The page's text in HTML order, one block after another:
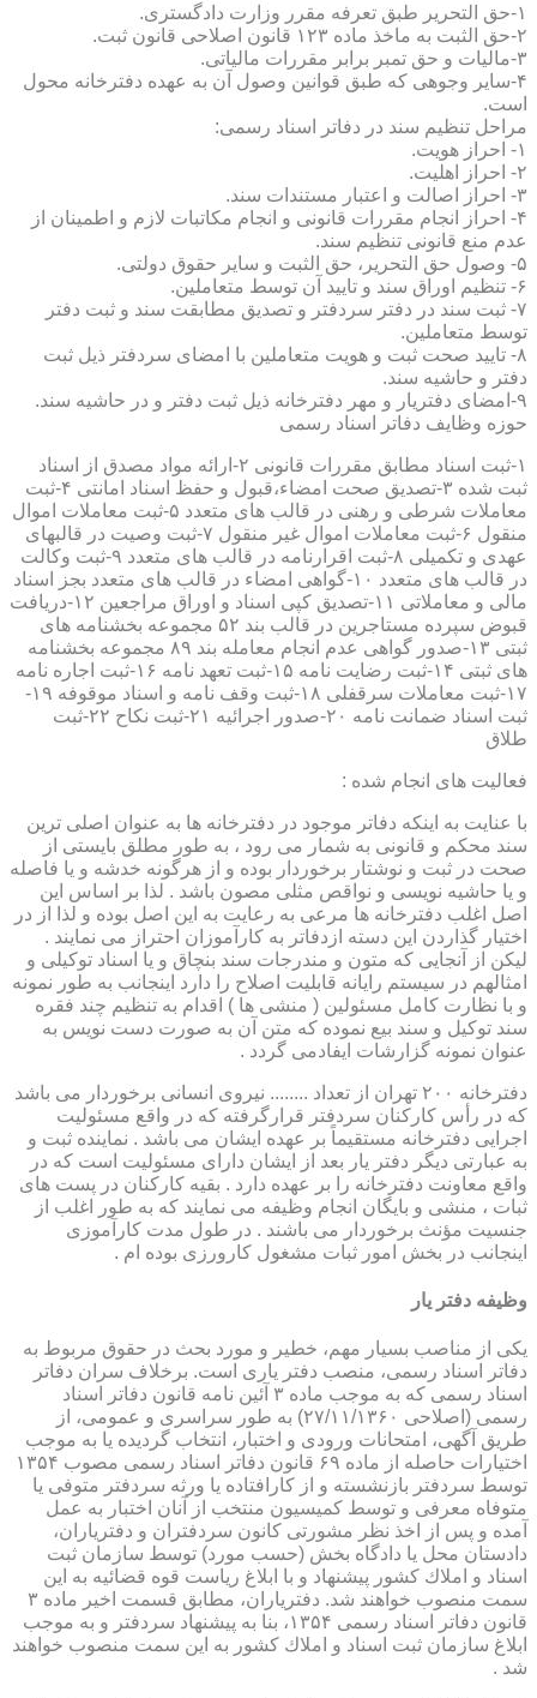
۱-حق التحریر طبق تعرفه مقرر وزارت دادگستری.
۲-حق الثبت به ماخذ ماده ۱۲۳ قانون اصلاحی قانون ثبت.
۳-مالیات و حق تمبر برابر مقررات مالیاتی.
۴-سایر وجوهی که طبق قوانین وصول آن به عهده دفترخانه محول
است.
مراحل تنظیم سند در دفاتر اسناد رسمی:
۱- احراز هویت.
۲- احراز اهلیت.
۳- احراز اصالت و اعتبار مستندات سند.
۴- احراز انجام مقررات قانونی و انجام مکاتبات لازم و اطمینان از
عدم منع قانونی تنظیم سند.
۵- وصول حق التحریر، حق الثبت و سایر حقوق دولتی.
۶- تنظیم اوراق سند و تایید آن توسط متعاملین.
۷- ثبت سند در دفتر سردفتر و تصدیق مطابقت سند و ثبت دفتر
توسط متعاملین.
۸- تایید صحت ثبت و هویت متعاملین با امضای سردفتر ذیل ثبت
دفتر و حاشیه سند.
۹-امضای دفتریار و مهر دفترخانه ذیل ثبت دفتر و در حاشیه سند.
حوزه وظایف دفاتر اسناد رسمی
۱-ثبت اسناد مطابق مقررات قانونی ۲-ارائه مواد مصدق از اسناد
ثبت شده ۳-تصدیق صحت امضاء،قبول و حفظ اسناد امانتی ۴-ثبت
معاملات شرطی و رهنی در قالب های متعدد ۵-ثبت معاملات اموال
منقول ۶-ثبت معاملات اموال غیر منقول ۷-ثبت وصیت در قالبهای
عهدی و تکمیلی ۸-ثبت اقرارنامه در قالب های متعدد ۹-ثبت وکالت
در قالب های متعدد ۱۰-گواهی امضاء در قالب های متعدد بجز اسناد
مالی و معاملاتی ۱۱-تصدیق کپی اسناد و اوراق مراجعین ۱۲-دریافت
قبوض سپرده مستاجرین در قالب بند ۵۲ مجموعه بخشنامه های
ثبتی ۱۳-صدور گواهی عدم انجام معامله بند ۸۹ مجموعه بخشنامه
های ثبتی ۱۴-ثبت رضایت نامه ۱۵-ثبت تعهد نامه ۱۶-ثبت اجاره نامه
۱۷-ثبت معاملات سرقفلی ۱۸-ثبت وقف نامه و اسناد موقوفه ۱۹-
ثبت اسناد ضمانت نامه ۲۰-صدور اجرائیه ۲۱-ثبت نکاح ۲۲-ثبت
طلاق
فعالیت های انجام شده :
با عنایت به اینکه دفاتر موجود در دفترخانه ها به عنوان اصلی ترین
سند محکم و قانونی به شمار می رود ، به طور مطلق بایستی از
صحت در ثبت و نوشتار برخوردار بوده و از هرگونه خدشه و یا فاصله
و یا حاشیه نویسی و نواقص مثلی مصون باشد . لذا بر اساس این
اصل اغلب دفترخانه ها مرعی به رعایت به این اصل بوده و لذا از در
اختیار گذاردن این دسته ازدفاتر به کارآموزان احتراز می نمایند .
لیکن از آنجایی که متون و مندرجات سند بنچاق و یا اسناد توکیلی و
امثالهم در سیستم رایانه قابلیت اصلاح را دارد اینجانب به طور نمونه
و با نظارت کامل مسئولین ( منشی ها ) اقدام به تنظیم چند فقره
سند توکیل و سند بیع نموده که متن آن به صورت دست نویس به
عنوان نمونه گزارشات ایفادمی گردد .
دفترخانه ۲۰۰ تهران از تعداد ........ نیروی انسانی برخوردار می باشد
که در رأس کارکنان سردفتر قرارگرفته که در واقع مسئولیت
اجرایی دفترخانه مستقیماً بر عهده ایشان می باشد . نماینده ثبت و
به عبارتی دیگر دفتر یار بعد از ایشان دارای مسئولیت است که در
واقع معاونت دفترخانه را بر عهده دارد . بقیه کارکنان در پست های
ثبات ، منشی و بایگان انجام وظیفه می نمایند که به طور اغلب از
جنسیت مؤنث برخوردار می باشند . در طول مدت کارآموزی
اینجانب در بخش امور ثبات مشغول کارورزی بوده ام .
وظیفه دفتر یار
یكی از مناصب بسیار مهم، خطیر و مورد بحث در حقوق مربوط به
دفاتر اسناد رسمی، منصب دفتر یاری است. برخلاف سران دفاتر
اسناد رسمی كه به موجب ماده ۳ آئین نامه قانون دفاتر اسناد
رسمی (اصلاحی ۲۷/۱۱/۱۳۶۰) به طور سراسری و عمومی، از
طریق آگهی، امتحانات ورودی و اختبار، انتخاب گردیده یا به موجب
اختیارات حاصله از ماده ۶۹ قانون دفاتر اسناد رسمی مصوب ۱۳۵۴
توسط سردفتر بازنشسته و از كارافتاده یا ورثه سردفتر متوفی یا
متوفاه معرفی و توسط كمیسیون منتخب از آنان اختبار به عمل
آمده و پس از اخذ نظر مشورتی كانون سردفتران و دفتریاران،
دادستان محل یا دادگاه بخش (حسب مورد) توسط سازمان ثبت
اسناد و املاك كشور پیشنهاد و با ابلاغ ریاست قوه قضائیه به این
سمت منصوب خواهند شد. دفتریاران، مطابق قسمت اخیر ماده ۳
قانون دفاتر اسناد رسمی ۱۳۵۴، بنا به پیشنهاد سردفتر و به موجب
ابلاغ سازمان ثبت اسناد و املاك كشور به این سمت منصوب خواهند
شد .